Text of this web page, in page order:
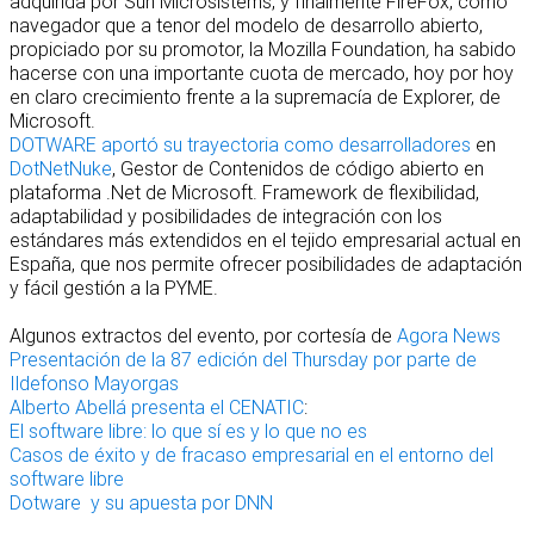
navegador que a tenor del modelo de desarrollo abierto,
propiciado por su promotor, la Mozilla Foundation, ha sabido
hacerse con una importante cuota de mercado, hoy por hoy
en claro crecimiento frente a la supremacía de Explorer, de
Microsoft.
DOTWARE aportó su trayectoria como desarrolladores en
DotNetNuke, Gestor de Contenidos de código abierto en
plataforma .Net de Microsoft. Framework de flexibilidad,
adaptabilidad y posibilidades de integración con los
estándares más extendidos en el tejido empresarial actual en
España, que nos permite ofrecer posibilidades de adaptación
y fácil gestión a la PYME.
Algunos extractos del evento, por cortesía de Agora News
Presentación de la 87 edición del Thursday por parte de
Ildefonso Mayorgas
Alberto Abellá presenta el CENATIC:
El software libre: lo que sí es y lo que no es
Casos de éxito y de fracaso empresarial en el entorno del
software libre
Dotware y su apuesta por DNN